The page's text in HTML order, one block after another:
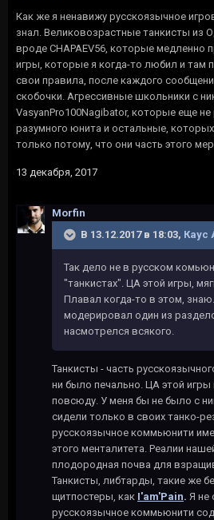
Как же я ненавижу русскоязычное
знал. Великовозрастные танкисты из
вроде CHAPAEV56, которые медленно
игры, которые я когда-то любил и там
свои правила, после каждого
скобочки. Агрессивные школьники с
VasyanPro100Nagibator, которые еще
разумного юнита и остальные,
только потому, что они часть этого
13 декабря, 2017
Morfin
В 13.12.2017 в 18:03, Каус
Так дело не в русском
"танкистах". ЦА этой игры,
Плавал когда-то в этом,
модерировал один из
насмотрелся всякого.
Танкисты - часть
ни было печально. ЦА этой
повсюду. У меня бы не было с
сидели только в своих танко-
русскоязычное коммьюнити
этого менталитета. Реалии
плодородная почва для
Танкисты, либтарды, такие же
щитпостеры, как I'am'Pain. Я не
русскоязычное коммьюнити